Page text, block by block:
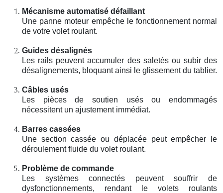
Mécanisme automatisé défaillant
Une panne moteur empêche le fonctionnement normal
de votre volet roulant.
Guides désalignés
Les rails peuvent accumuler des saletés ou subir des
désalignements, bloquant ainsi le glissement du tablier.
Câbles usés
Les pièces de soutien usés ou endommagés
nécessitent un ajustement immédiat.
Barres cassées
Une section cassée ou déplacée peut empêcher le
déroulement fluide du volet roulant.
Problème de commande
Les systèmes connectés peuvent souffrir de
dysfonctionnements, rendant le volets roulants